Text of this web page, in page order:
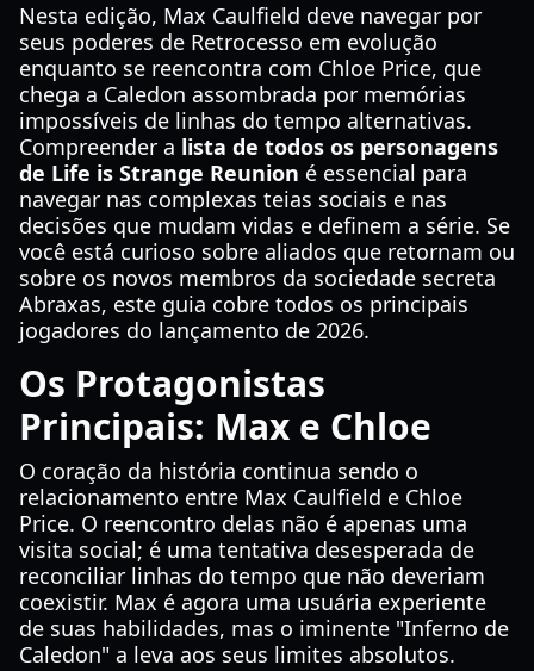
Nesta edição, Max Caulfield deve navegar por
seus poderes de Retrocesso em evolução
enquanto se reencontra com Chloe Price, que
chega a Caledon assombrada por memórias
impossíveis de linhas do tempo alternativas.
Compreender a lista de todos os personagens
de Life is Strange Reunion é essencial para
navegar nas complexas teias sociais e nas
decisões que mudam vidas e definem a série. Se
você está curioso sobre aliados que retornam ou
sobre os novos membros da sociedade secreta
Abraxas, este guia cobre todos os principais
jogadores do lançamento de 2026.
Os Protagonistas
Principais: Max e Chloe
O coração da história continua sendo o
relacionamento entre Max Caulfield e Chloe
Price. O reencontro delas não é apenas uma
visita social; é uma tentativa desesperada de
reconciliar linhas do tempo que não deveriam
coexistir. Max é agora uma usuária experiente
de suas habilidades, mas o iminente "Inferno de
Caledon" a leva aos seus limites absolutos.